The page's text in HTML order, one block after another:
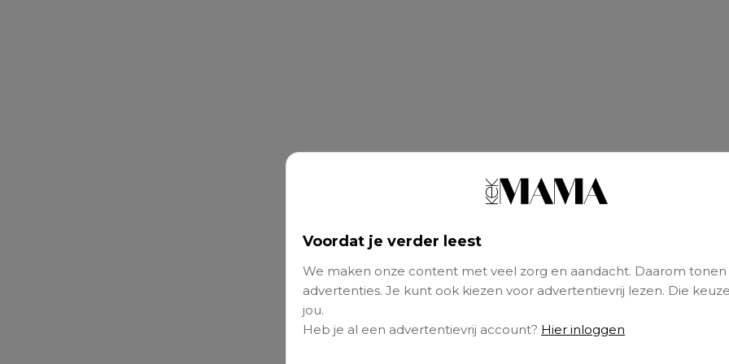
Voordat je verder leest
We maken onze content met veel zorg en aandacht. Daarom tonen
advertenties. Je kunt ook kiezen voor advertentievrij lezen. Die
jou.
Heb je al een advertentievrij account? Hier inloggen